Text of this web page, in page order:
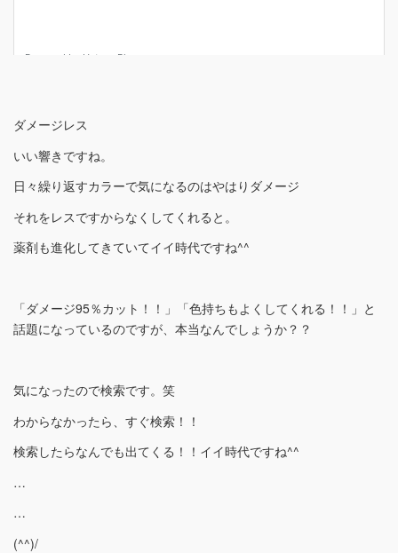
ダメージレス
いい響きですね。
日々繰り返すカラーで気になるのはやはりダメージ
それをレスですからなくしてくれると。
薬剤も進化してきていてイイ時代ですね^^
「ダメージ95％カット！！」「色持ちもよくしてくれる！！」と
話題になっているのですが、本当なんでしょうか？？
気になったので検索です。笑
わからなかったら、すぐ検索！！
検索したらなんでも出てくる！！イイ時代ですね^^
…
…
(^^)/